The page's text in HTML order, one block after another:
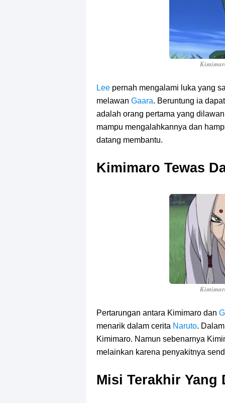
Lee pernah mengalami luka yang
melawan Gaara. Beruntung ia
adalah orang pertama yang dilawan
mampu mengalahkannya dan
datang membantu.
Kimimaro Tewas
Pertarungan antara Kimimaro dan
menarik dalam cerita Naruto.
Kimimaro. Namun sebenarnya
melainkan karena penyakitnya
Misi Terakhir